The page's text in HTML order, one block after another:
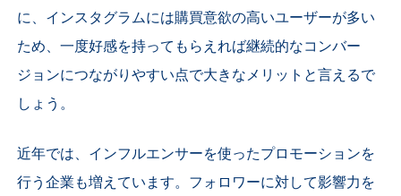
に、インスタグラムには購買意欲の高いユーザーが多い
ため、一度好感を持ってもらえれば継続的なコンバー
ジョンにつながりやすい点で大きなメリットと言えるで
しょう。
近年では、インフルエンサーを使ったプロモーションを
行う企業も増えています。フォロワーに対して影響力を